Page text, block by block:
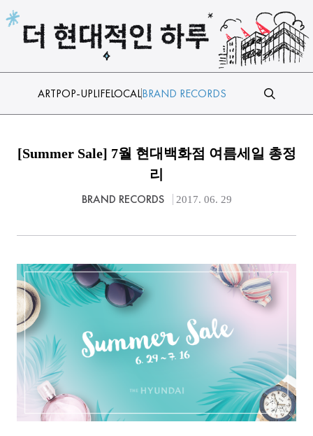
ARTPOP-UPLIFELOCALBRAND RECORDS
[Summer Sale] 7월 현대백화점 여름세일 총정
리
BRAND RECORDS 2017. 06. 29